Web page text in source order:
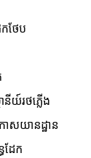
កថែប
នីយ៍រថភ្លើង
ាសយានដ្ឋាន
ដែក